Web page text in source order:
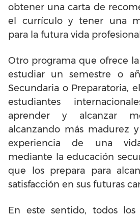
obtener una carta de
el currículo y tener una
para la futura vida
Otro programa que ofrece
estudiar un semestre o
Secundaria o Preparatoria,
estudiantes
aprender y alcanzar
alcanzando más madurez
experiencia de una
mediante la educación
que los prepara para
satisfacción en sus futuras
En este sentido, todos los